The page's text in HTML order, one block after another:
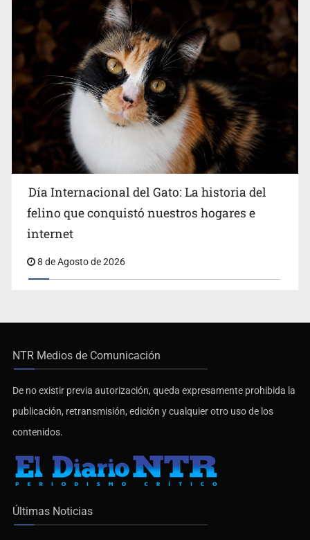
Día Internacional del Gato: La historia del
felino que conquistó nuestros hogares e
internet
8 de Agosto de 2026
NTR Medios de Comunicación
De no existir previa autorización, queda expresamente prohibida la
publicación, retransmisión, edición y cualquier otro uso de los
contenidos.
Últimas Noticias